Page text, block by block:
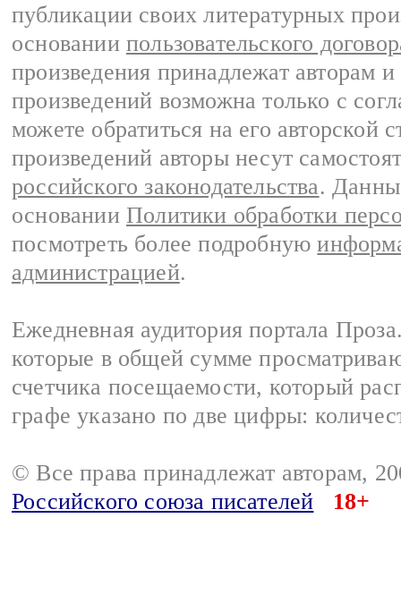
публикации своих литературных
основании пользовательского
произведения принадлежат авторам
произведений возможна только с
можете обратиться на его авторской
произведений авторы несут
российского законодательства.
основании Политики обработки
посмотреть более подробную
администрацией.
Ежедневная аудитория портала
которые в общей сумме
счетчика посещаемости, который
графе указано по две цифры:
© Все права принадлежат авторам,
Российского союза писателей
18+